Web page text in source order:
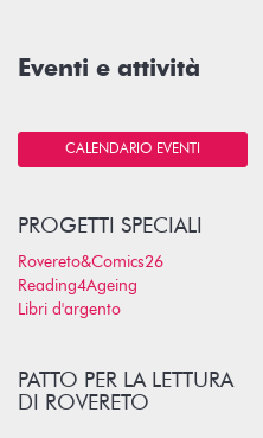
Eventi e attività
CALENDARIO EVENTI
PROGETTI SPECIALI
Rovereto&Comics26
Reading4Ageing
Libri d'argento
PATTO PER LA LETTURA
DI ROVERETO